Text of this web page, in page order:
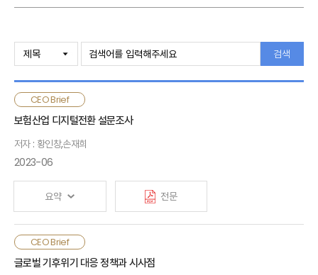
검색
CEO Brief
보험산업 디지털전환 설문조사
저자 : 황인창,손재희
2023-06
요약 전문
디지털전환 계획, ICT 활용, 조직형태 등을 살펴볼 때, 보험산업은
코로나19 팬데믹을 거치면서 디지털전환 수준이 제고됨. 하지만
CEO Brief
글로벌 기후위기 대응 정책과 시사점